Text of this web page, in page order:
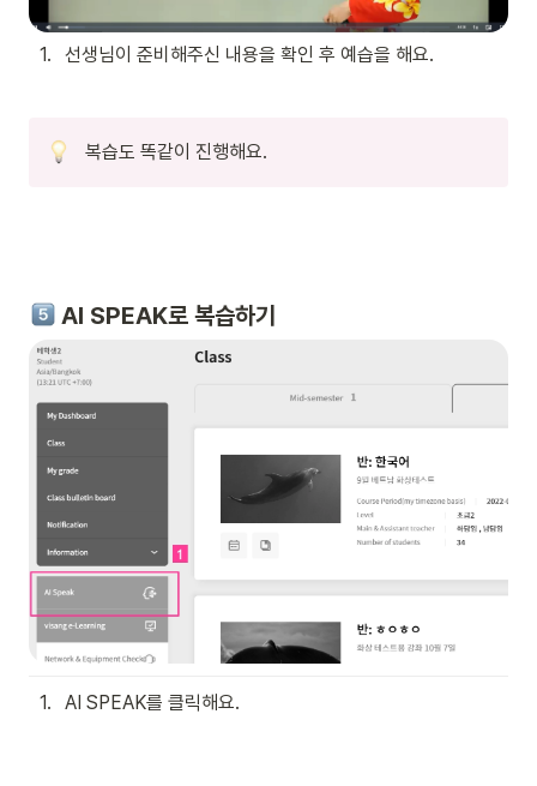
1. 선생님이 준비해주신 내용을 확인 후 예습을 해요.
복습도 똑같이 진행해요.
AI SPEAK로 복습하기
1. AI SPEAK를 클릭해요.